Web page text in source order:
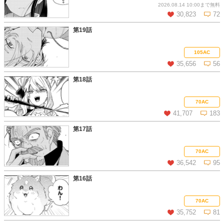
2026.08.14 10:00まで無料
30,823 72
この話を読む コメントを見る
第19話
105AC
35,656 56
この話を読む コメントを見る
第18話
70AC
41,707 183
この話を読む コメントを見る
第17話
70AC
36,542 95
この話を読む コメントを見る
第16話
70AC
35,752 81